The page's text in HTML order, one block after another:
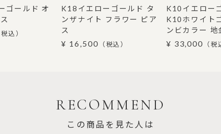
ゴールド オ
込）
K18イエローゴールド タ
ンザナイト フラワー ピア
ス
¥ 16,500 （税込）
K10イエロー
K10ホワイト
ンビカラー 地
¥ 33,000 （
RECOMMEND
この商品を見た人は